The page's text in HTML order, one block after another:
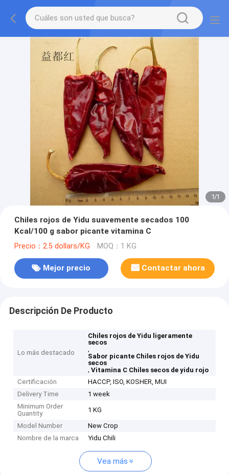
1/1
Chiles rojos de Yidu suavemente secados 100
Kcal/100 g sabor picante vitamina C
Precio：2.5 dollars/KG MOQ：1 KG
Mejor precio Contactar ahora
Descripción De Producto
Lo más destacado
Chiles rojos de Yidu ligeramente
secos
,
Sabor picante Chiles rojos de Yidu
secos
,Vitamina C Chiles secos de yidu rojo
Certificación
HACCP, ISO, KOSHER, MUI
Delivery Time
1 week
Minimum Order
Quantity
1 KG
Model Number
New Crop
Nombre de la marca
Yidu Chili
Vea más